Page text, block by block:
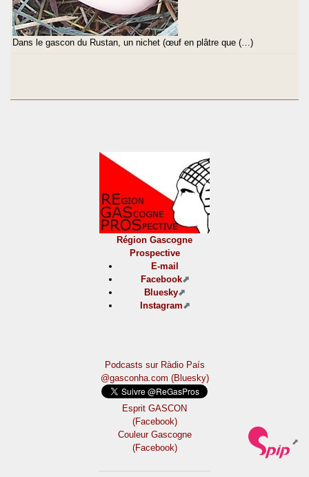
Dans le gascon du Rustan, un nichet (œuf en plâtre que (…)
Région Gascogne
Prospective
E-mail
Facebook
Bluesky
Instagram
Podcasts sur Ràdio País
@gasconha.com (Bluesky)
Esprit GASCON
(Facebook)
Couleur Gascogne
(Facebook)